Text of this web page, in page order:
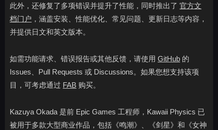
此外，还修复了多项错误并提升了性能，同时推出了 官方文
档门户 ，涵盖安装、性能优化、常见问题、更新日志等内容，
并提供日文和英文版本。
如需功能请求、错误报告或其他反馈，请使用 GitHub 的
Issues、Pull Requests 或 Discussions。如果您想支持该项
目，可考虑通过 FAB 购买。
Kazuya Okada 是前 Epic Games 工程师，Kawaii Physics 已
被用于多款大型商业作品，包括《鸣潮》、《剑星》和《女神